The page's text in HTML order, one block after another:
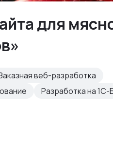
для
веб-разработка
Разработка на 1С-